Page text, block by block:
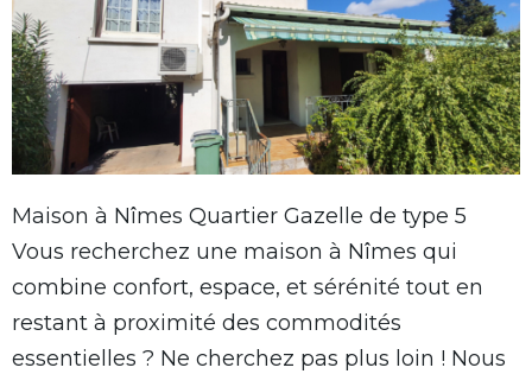
Maison à Nîmes Quartier Gazelle de type 5
Vous recherchez une maison à Nîmes qui
combine confort, espace, et sérénité tout en
restant à proximité des commodités
essentielles ? Ne cherchez pas plus loin ! Nous